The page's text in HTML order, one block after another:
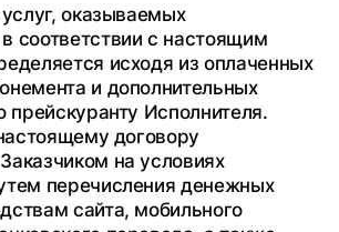
оказываемых
соответствии с настоящим
исходя из оплаченных
и дополнительных
прейскуранту Исполнителя.
договору
на условиях
перечисления денежных
сайта, мобильного